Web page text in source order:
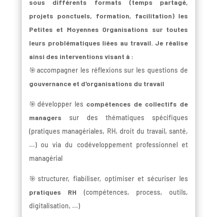
sous différents formats (temps partagé,
projets ponctuels, formation, facilitation) les
Petites et Moyennes Organisations sur toutes
leurs problématiques liées au travail. Je réalise
ainsi des interventions visant à :
🎯accompagner les réflexions sur les questions de
gouvernance et d'organisations du travail
🎯développer les compétences de collectifs de
managers sur des thématiques spécifiques
(pratiques managériales, RH, droit du travail, santé,
...) ou via du codéveloppement professionnel et
managérial
🎯structurer, fiabiliser, optimiser et sécuriser les
pratiques RH (compétences, process, outils,
digitalisation, ...)